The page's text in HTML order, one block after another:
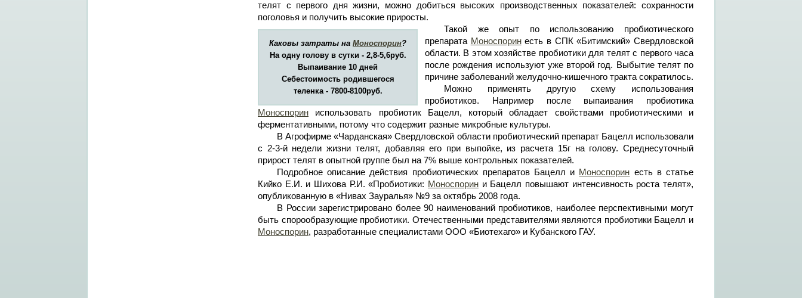
телят с первого дня жизни, можно добиться высоких производственных показателей: сохранности
поголовья и получить высокие приросты.
Каковы затраты на Моноспорин?
На одну голову в сутки - 2,8-5,6руб.
Выпаивание 10 дней
Себестоимость родившегося
теленка - 7800-8100руб.
Такой же опыт по использованию пробиотического
препарата Моноспоринесть в СПК «Битимский» Свердловской
области. В этом хозяйстве пробиотики для телят с первого часа
после рождения используют уже второй год. Выбытие телят по
причине заболеваний желудочно-кишечного тракта сократилось.
Можно применять другую схему использования
пробиотиков. Например после выпаивания пробиотика
Моноспорин использовать пробиотик Бацелл, который обладает свойствами пробиотическими и
ферментативными, потому что содержит разные микробные культуры.
В Агрофирме «Чарданская» Свердловской области пробиотический препарат Бацелл использовали
с 2-3-й недели жизни телят, добавляя его при выпойке, из расчета 15г на голову. Среднесуточный
прирост телят в опытной группе был на 7% выше контрольных показателей.
Подробное описание действия пробиотических препаратов Бацелл и Моноспорин есть в статье
Кийко Е.И. и Шихова Р.И. «Пробиотики: Моноспорин и Бацелл повышают интенсивность роста телят»,
опубликованную в «Нивах Зауралья» №9 за октябрь 2008 года.
В России зарегистрировано более 90 наименований пробиотиков, наиболее перспективными могут
быть спорообразующие пробиотики. Отечественными представителями являются пробиотики Бацелл и
Моноспорин, разработанные специалистами ООО «Биотехаго» и Кубанского ГАУ.